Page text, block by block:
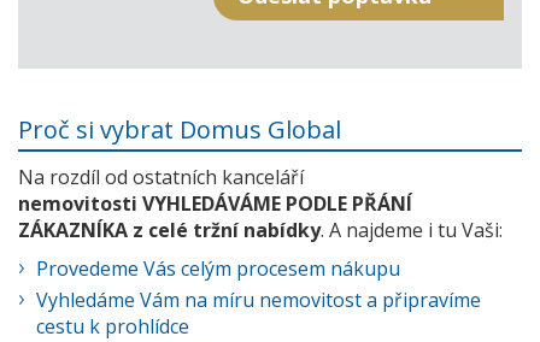
Proč si vybrat Domus Global
Na rozdíl od ostatních kanceláří
nemovitosti VYHLEDÁVÁME PODLE PŘÁNÍ
ZÁKAZNÍKA z celé tržní nabídky. A najdeme i tu Vaši:
Provedeme Vás celým procesem nákupu
Vyhledáme Vám na míru nemovitost a připravíme
cestu k prohlídce